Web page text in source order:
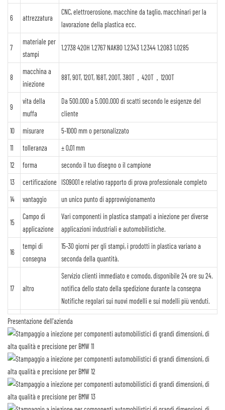
6 attrezzatura
CNC, elettroerosione, macchine da taglio, macchinari per la
lavorazione della plastica ecc.
7
materiale per
stampi
1.2738 420H 1.2767 NAK80 1.2343 1.2344 1.2083 1.0285
8
macchina a
iniezione
88T, 90T, 120T, 168T, 200T, 380T，420T，1200T
9
vita della
muffa
Da 500.000 a 5.000.000 di scatti secondo le esigenze del
cliente
10
misurare
5-1000 mm o personalizzato
11
tolleranza
± 0,01 mm
12
forma
secondo il tuo disegno o il campione
13
certificazione
ISO9001 e relativo rapporto di prova professionale completo
14
vantaggio un unico punto di approvvigionamento
15
Campo di
applicazione
Vari componenti in plastica stampati a iniezione per diverse
applicazioni industriali e automobilistiche.
16
tempi di
consegna
15-30 giorni per gli stampi, i prodotti in plastica variano a
seconda della quantità.
17 altro
Servizio clienti immediato e comodo, disponibile 24 ore su 24.
notifica dello stato della spedizione durante la consegna
Notifiche regolari sui nuovi modelli e sui modelli più venduti.
Presentazione dell'azienda